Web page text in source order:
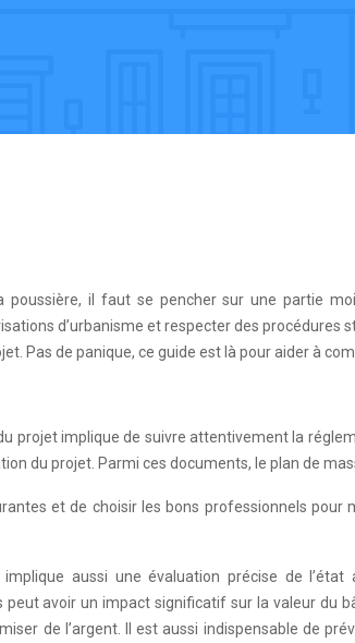
il faut se pencher sur une partie
d’urbanisme et respecter des
Pas de panique, ce guide est là pour aider à
projet implique de suivre attentivement la
du projet. Parmi ces documents, le plan de
et de choisir les bons professionnels
aussi une évaluation précise de
avoir un impact significatif sur la valeur du
de l’argent. Il est aussi indispensable de